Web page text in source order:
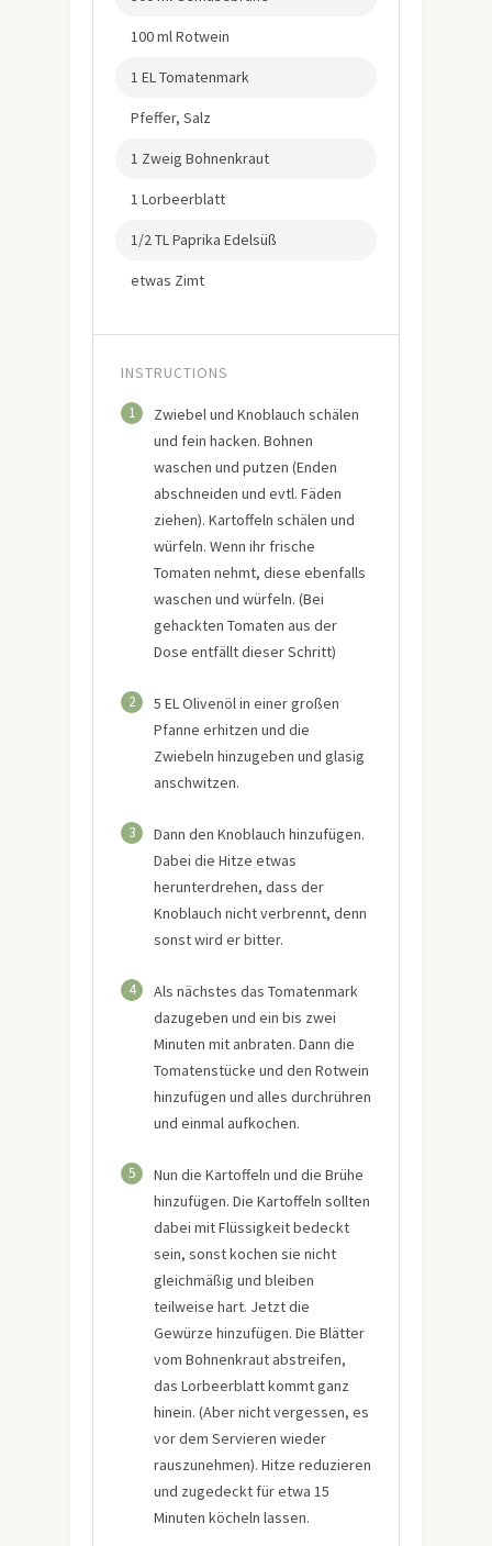
100 ml Rotwein
1 EL Tomatenmark
Pfeffer, Salz
1 Zweig Bohnenkraut
1 Lorbeerblatt
1/2 TL Paprika Edelsüß
etwas Zimt
INSTRUCTIONS
1
Zwiebel und Knoblauch schälen
und fein hacken. Bohnen
waschen und putzen (Enden
abschneiden und evtl. Fäden
ziehen). Kartoffeln schälen und
würfeln. Wenn ihr frische
Tomaten nehmt, diese ebenfalls
waschen und würfeln. (Bei
gehackten Tomaten aus der
Dose entfällt dieser Schritt)
2
5 EL Olivenöl in einer großen
Pfanne erhitzen und die
Zwiebeln hinzugeben und glasig
anschwitzen.
3
Dann den Knoblauch hinzufügen.
Dabei die Hitze etwas
herunterdrehen, dass der
Knoblauch nicht verbrennt, denn
sonst wird er bitter.
4
Als nächstes das Tomatenmark
dazugeben und ein bis zwei
Minuten mit anbraten. Dann die
Tomatenstücke und den Rotwein
hinzufügen und alles durchrühren
und einmal aufkochen.
5
Nun die Kartoffeln und die Brühe
hinzufügen. Die Kartoffeln sollten
dabei mit Flüssigkeit bedeckt
sein, sonst kochen sie nicht
gleichmäßig und bleiben
teilweise hart. Jetzt die
Gewürze hinzufügen. Die Blätter
vom Bohnenkraut abstreifen,
das Lorbeerblatt kommt ganz
hinein. (Aber nicht vergessen, es
vor dem Servieren wieder
rauszunehmen). Hitze reduzieren
und zugedeckt für etwa 15
Minuten köcheln lassen.